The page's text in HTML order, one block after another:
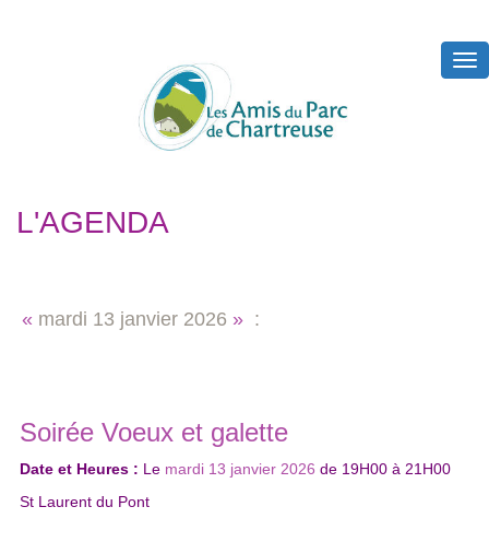
L'AGENDA
« mardi 13 janvier 2026 » :
Soirée Voeux et galette
Date et Heures : Le mardi 13 janvier 2026 de 19H00 à 21H00
St Laurent du Pont